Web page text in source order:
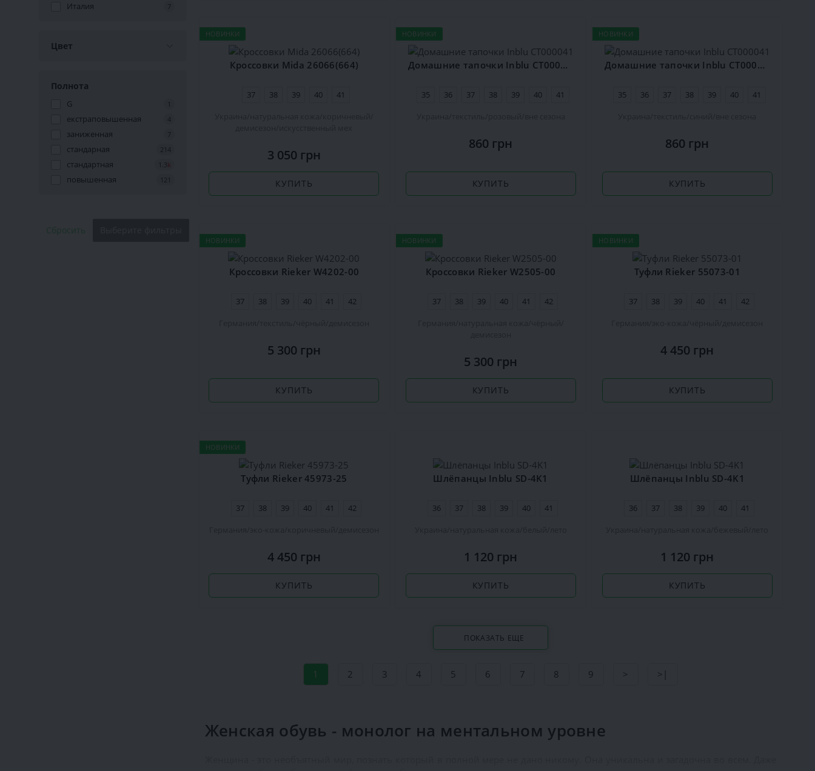
Италия 7
Цвет
Полнота
G
екстраповышенная 4
заниженная 7
стандарная 214
стандартная 1.3
повышенная 121
Сбросить
НОВИНКИ
Кроссовки Mida 26066(664)
37 38 39 40
41
3 050 грн
КУПИТЬ
НОВИНКИ
Домашние тапочки Inblu CT000041
35 36 37 38 39 40
41
860 грн
КУПИТЬ
НОВИНКИ
Домашние тапочки Inblu CT000041
35 36 37 38 39 40
41
860 грн
КУПИТЬ
НОВИНКИ
Кроссовки Rieker W4202-00
37 38 39 40 41
42
5 300 грн
КУПИТЬ
НОВИНКИ
Кроссовки Rieker W2505-00
37 38 39 40 41
42
5 300 грн
КУПИТЬ
НОВИНКИ
Туфли Rieker 55073-01
37 38 39 40 41
42
4 450 грн
КУПИТЬ
НОВИНКИ
Туфли Rieker 45973-25
37 38 39 40 41
42
4 450 грн
КУПИТЬ
Шлёпанцы Inblu SD-4K1
36 37 38 39 40
41
1 120 грн
КУПИТЬ
Шлёпанцы Inblu SD-4K1
36 37 38 39 40
41
1 120 грн
КУПИТЬ
ПОКАЗАТЬ ЕЩЕ
1 2 3 4 5 6 7 8 9 > >|
Женская обувь - монолог на ментальном уровне